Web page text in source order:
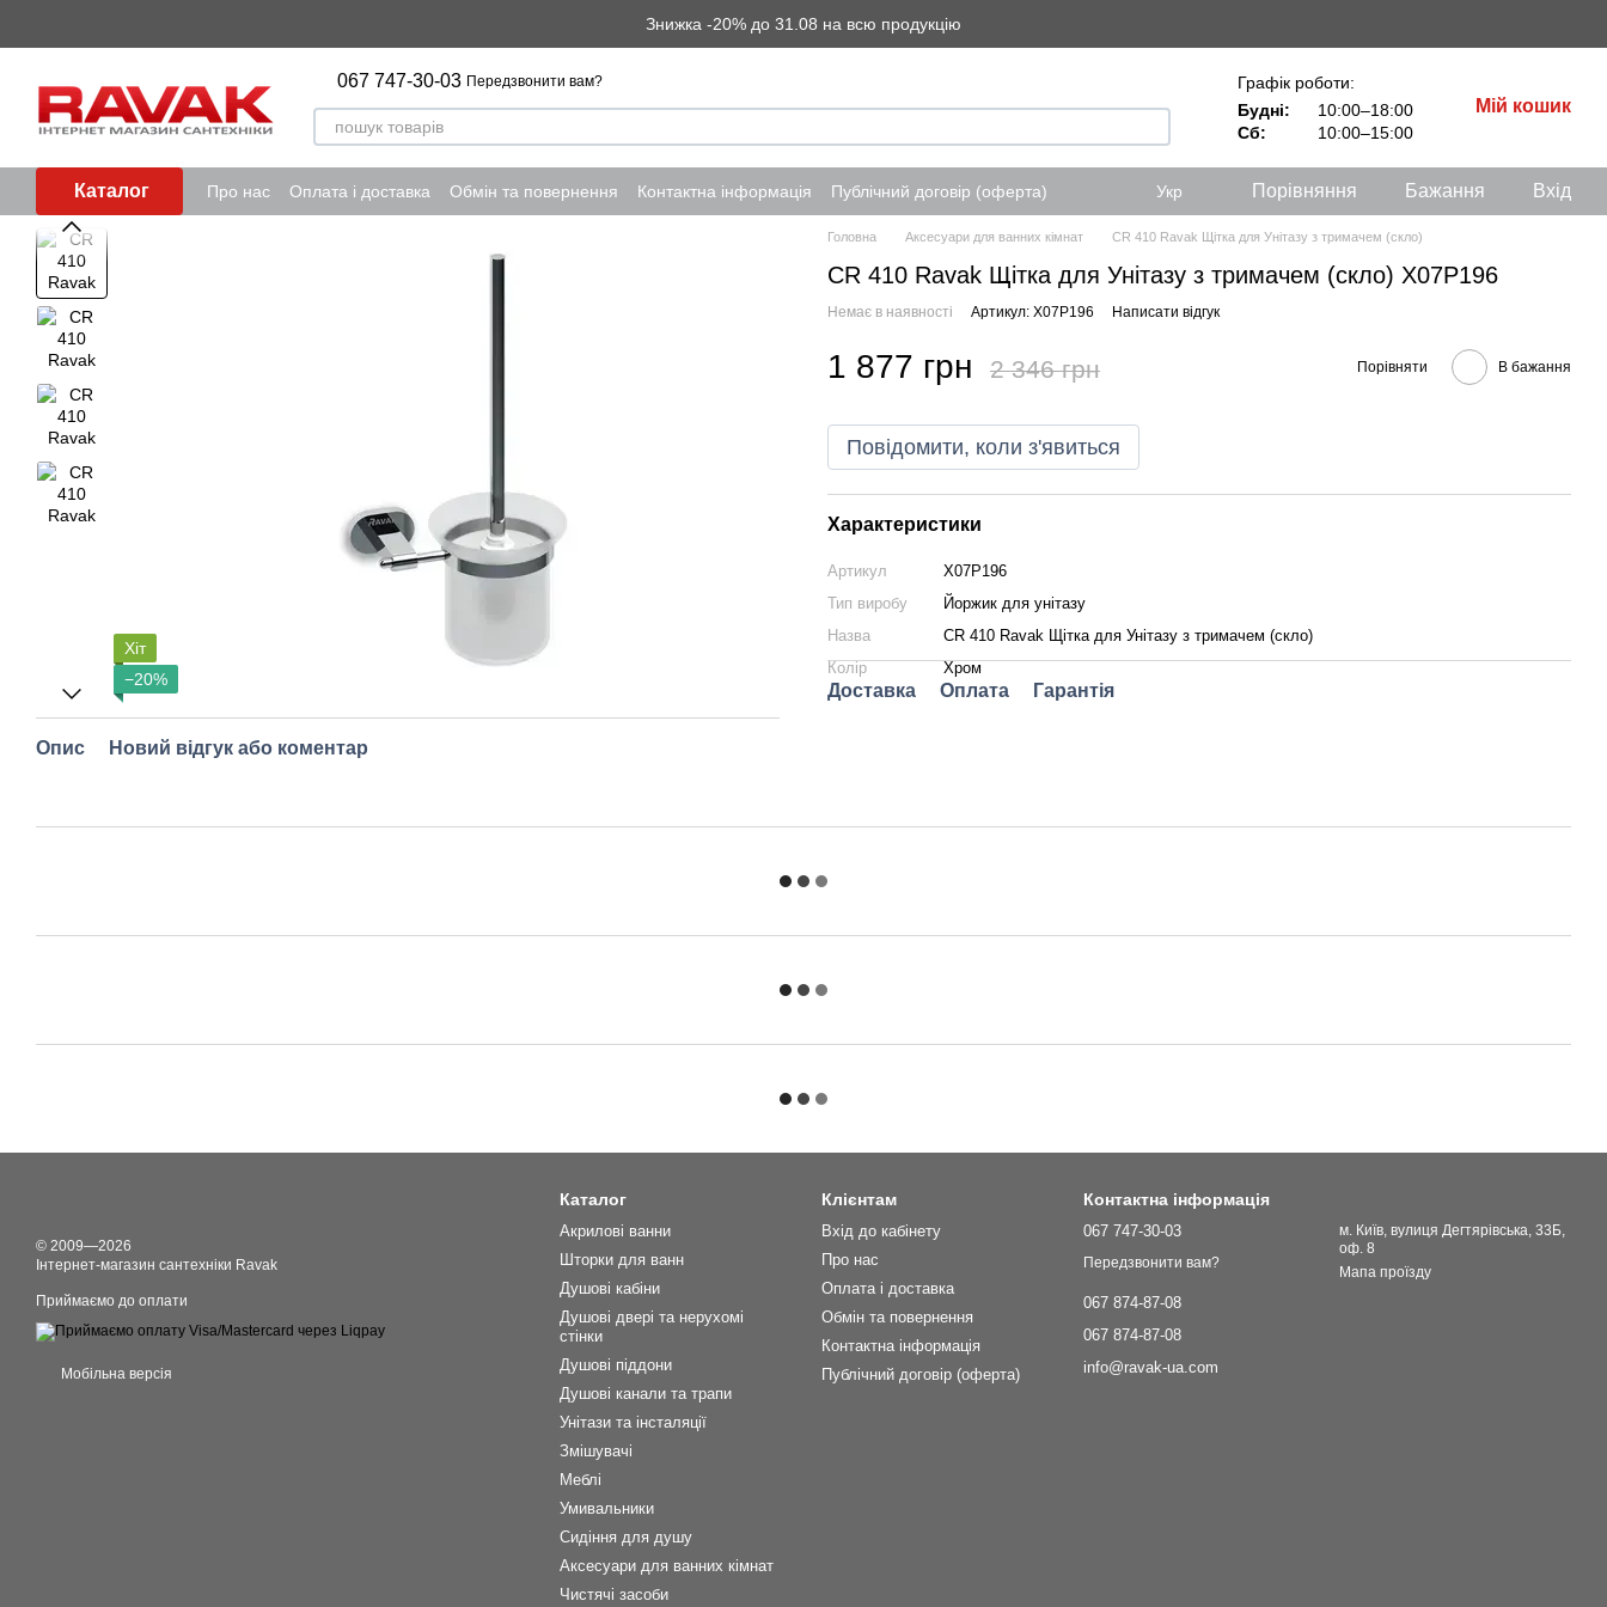
Знижка -20% до 31.08 на всю продукцію
067 747-30-03 Передзвонити вам?
Графік роботи:
Будні:
10:00–18:00
Сб:
10:00–15:00
Мій кошик
Каталог Про нас Оплата і доставка Обмін та повернення Контактна інформація Публічний договір (оферта) Укр Порівняння Бажання Вхід
Хіт
−20%
Опис Новий відгук або коментар
Головна Аксесуари для ванних кімнат CR 410 Ravak Щітка для Унітазу з тримачем (скло)
CR 410 Ravak Щітка для Унітазу з тримачем (скло) X07P196
Немає в наявності Артикул: X07P196 Написати відгук
1 877 грн 2 346 грн Порівняти В бажання
Повідомити, коли з'явиться
Характеристики
Артикул
X07P196
Тип виробу
Йоржик для унітазу
Назва
CR 410 Ravak Щітка для Унітазу з тримачем (скло)
Колір
Хром
Доставка Оплата Гарантія
© 2009—2026
Інтернет-магазин сантехніки Ravak
Приймаємо до оплати
Мобільна версія
Каталог
Акрилові ванни
Шторки для ванн
Душові кабіни
Душові двері та нерухомі
стінки
Душові піддони
Душові канали та трапи
Унітази та інсталяції
Змішувачі
Меблі
Умивальники
Сидіння для душу
Аксесуари для ванних кімнат
Чистячі засоби
Клієнтам
Вхід до кабінету
Про нас
Оплата і доставка
Обмін та повернення
Контактна інформація
Публічний договір (оферта)
Контактна інформація
067 747-30-03
Передзвонити вам?
067 874-87-08
067 874-87-08
info@ravak-ua.com
м. Київ, вулиця Дегтярівська, 33Б,
оф. 8
Мапа проїзду